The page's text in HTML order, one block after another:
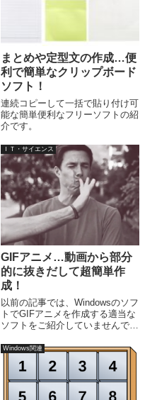
まとめや定型文の作成…便
利で簡単なクリップボード
ソフト！
連続コピーして一括で貼り付け可
能な簡単便利なフリーソフトの紹
介です。
ＩＴ・サイエンス
GIFアニメ…動画から部分
的に抜きだして超簡単作
成！
以前の記事では、Windowsのソフ
トでGIFアニメを作成する適当な
ソフトをご紹介していませんでし
からフリーで簡単作成しブログに
載せちゃう！ところが、なんとな
くパソコンのソフト類を整理して
いたら、これは素晴ら...
Windows関連